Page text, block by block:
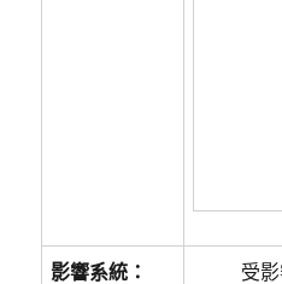
影響系統： 受